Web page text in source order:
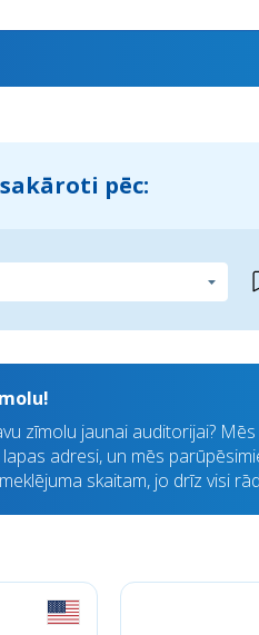
pēc:
zīmolu jaunai auditorijai?
adresi, un mēs
skaitam, jo drīz visi